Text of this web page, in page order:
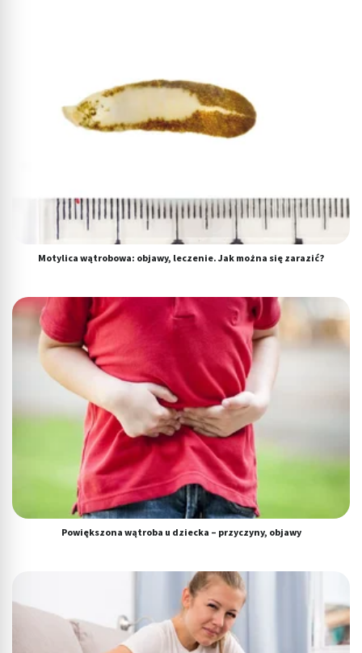
Motylica wątrobowa: objawy, leczenie. Jak można się zarazić?
Powiększona wątroba u dziecka – przyczyny, objawy